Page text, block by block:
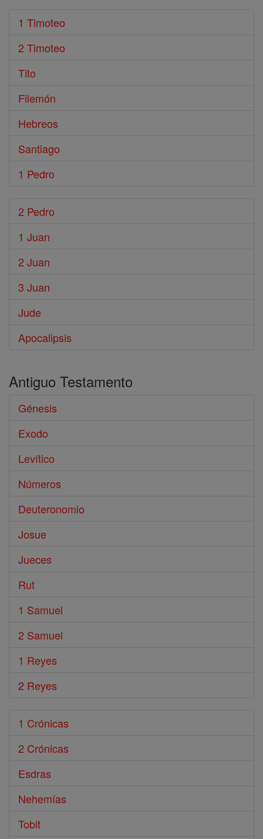
1 Timoteo
2 Timoteo
Tito
Filemón
Hebreos
Santiago
1 Pedro
2 Pedro
1 Juan
2 Juan
3 Juan
Jude
Apocalipsis
Antiguo Testamento
Génesis
Exodo
Levítico
Números
Deuteronomio
Josue
Jueces
Rut
1 Samuel
2 Samuel
1 Reyes
2 Reyes
1 Crónicas
2 Crónicas
Esdras
Nehemías
Tobit